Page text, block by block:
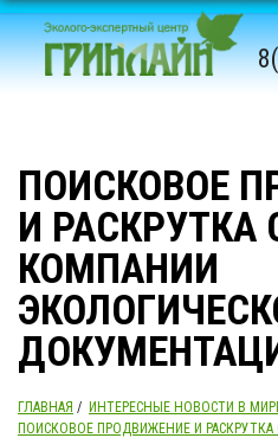
ПОИСКОВОЕ
И РАСКРУТКА
КОМПАНИИ
ГЛАВНАЯ / ИНТЕРЕСНЫЕ НОВОСТИ В
ПОИСКОВОЕ ПРОДВИЖЕНИЕ И